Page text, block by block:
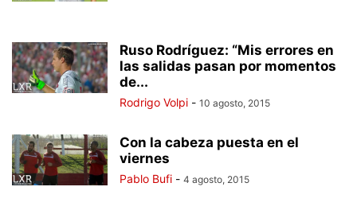
Ruso Rodríguez: “Mis errores en
las salidas pasan por momentos
de...
Rodrigo Volpi - 10 agosto, 2015
Con la cabeza puesta en el
viernes
Pablo Bufi - 4 agosto, 2015